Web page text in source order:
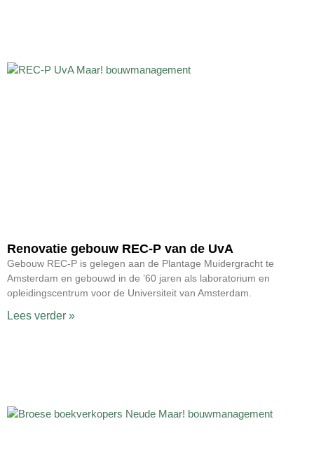
Renovatie gebouw REC-P van de UvA
Gebouw REC-P is gelegen aan de Plantage Muidergracht te
Amsterdam en gebouwd in de ’60 jaren als laboratorium en
opleidingscentrum voor de Universiteit van Amsterdam.
Lees verder »